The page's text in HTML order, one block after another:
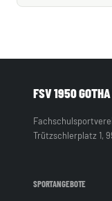
FSV 1950
Trützschlerplatz 1,
SPORTANGEBOTE